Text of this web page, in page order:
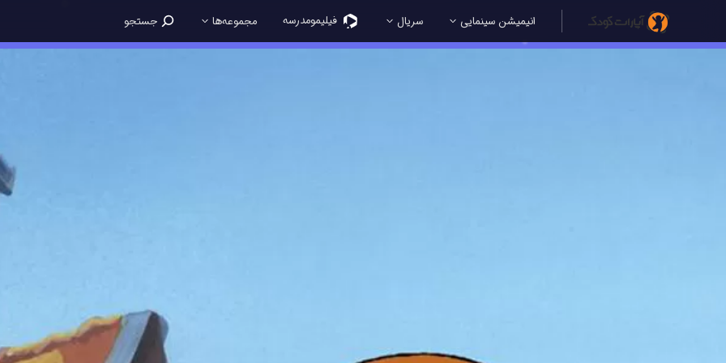
انیمیشن سینمایی سریال فیلیمو‌مدرسه مجموعه‌ها جستجو